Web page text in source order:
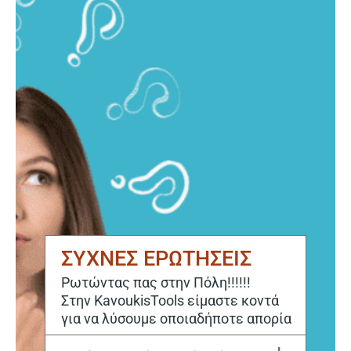
ΣΥΧΝΕΣ ΕΡΩΤΗΣΕΙΣ
Ρωτώντας πας στην Πόλη!!!!!!
Στην KavoukisTools είμαστε κοντά
για να λύσουμε οποιαδήποτε απορία